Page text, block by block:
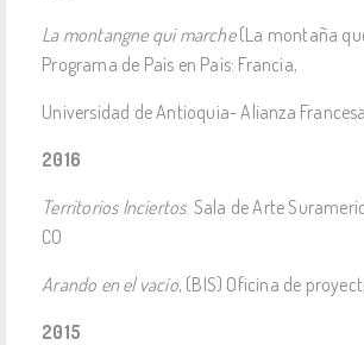
La montangne qui marche(La montaña
Programa de País en País: Francia,
Universidad de Antioquia- Alianza
2016
Territorios Inciertos. Sala de Arte
CO
Arando en el vacío, (BIS) Oficina de
2015